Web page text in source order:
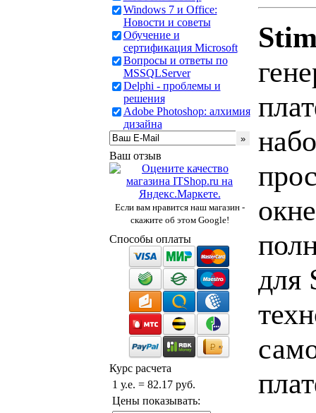
Windows 7 и Office:
Новости и советы
Обучение и
сертификация Microsoft
Вопросы и ответы по
MSSQLServer
Delphi - проблемы и
решения
Adobe Photoshop: алхимия
дизайна
Ваш отзыв
Если вам нравится наш магазин -
скажите об этом Google!
Способы оплаты
Курс расчета
1 у.е. = 82.17 руб.
Цены показывать:
для